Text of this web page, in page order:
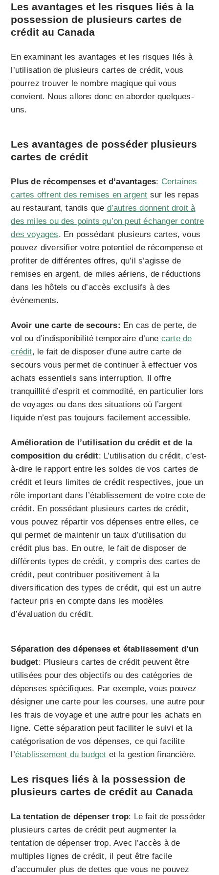
Les avantages et les risques liés à la
possession de plusieurs cartes de
crédit au Canada
En examinant les avantages et les risques liés à
l’utilisation de plusieurs cartes de crédit, vous
pourrez trouver le nombre magique qui vous
convient. Nous allons donc en aborder quelques-
uns.
Les avantages de posséder plusieurs
cartes de crédit
Plus de récompenses et d’avantages: Certaines
cartes offrent des remises en argent sur les repas
au restaurant, tandis que d’autres donnent droit à
des miles ou des points qu’on peut échanger contre
des voyages. En possédant plusieurs cartes, vous
pouvez diversifier votre potentiel de récompense et
profiter de différentes offres, qu’il s’agisse de
remises en argent, de miles aériens, de réductions
dans les hôtels ou d’accès exclusifs à des
événements.
Avoir une carte de secours: En cas de perte, de
vol ou d’indisponibilité temporaire d’une carte de
crédit, le fait de disposer d’une autre carte de
secours vous permet de continuer à effectuer vos
achats essentiels sans interruption. Il offre
tranquillité d’esprit et commodité, en particulier lors
de voyages ou dans des situations où l’argent
liquide n’est pas toujours facilement accessible.
Amélioration de l’utilisation du crédit et de la
composition du crédit: L’utilisation du crédit, c’est-
à-dire le rapport entre les soldes de vos cartes de
crédit et leurs limites de crédit respectives, joue un
rôle important dans l’établissement de votre cote de
crédit. En possédant plusieurs cartes de crédit,
vous pouvez répartir vos dépenses entre elles, ce
qui permet de maintenir un taux d’utilisation du
crédit plus bas. En outre, le fait de disposer de
différents types de crédit, y compris des cartes de
crédit, peut contribuer positivement à la
diversification des types de crédit, qui est un autre
facteur pris en compte dans les modèles
d’évaluation du crédit.
Séparation des dépenses et établissement d’un
budget: Plusieurs cartes de crédit peuvent être
utilisées pour des objectifs ou des catégories de
dépenses spécifiques. Par exemple, vous pouvez
désigner une carte pour les courses, une autre pour
les frais de voyage et une autre pour les achats en
ligne. Cette séparation peut faciliter le suivi et la
catégorisation de vos dépenses, ce qui facilite
l’établissement du budget et la gestion financière.
Les risques liés à la possession de
plusieurs cartes de crédit au Canada
La tentation de dépenser trop: Le fait de posséder
plusieurs cartes de crédit peut augmenter la
tentation de dépenser trop. Avec l’accès à de
multiples lignes de crédit, il peut être facile
d’accumuler plus de dettes que vous ne pouvez